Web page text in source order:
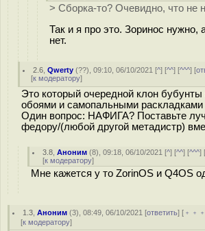
> Сборка-то? Очевидно, что не
Так и я про это. Зоринос нужно,
нет.
2.6 ,Qwerty (??), 09:10, 06/10/2021 [^] [^^] [^^^] [
[к модератору]
Это который очередной клон
обоями и самопальными раскладками
Один вопрос: НАФИГА? Поставьте
федору/(любой другой метадистр)
3.8 ,Аноним (8), 09:18, 06/10/2021 [^] [^^] [^^^]
[к модератору]
Мне кажется у то ZorinOS и Q4OS
1.3 ,Аноним (3), 08:49, 06/10/2021 [ответить] [
[к модератору]